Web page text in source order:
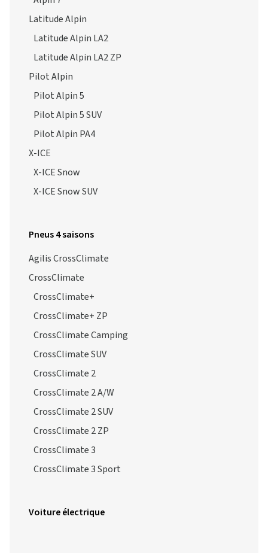
Latitude Alpin
Latitude Alpin LA2
Latitude Alpin LA2 ZP
Pilot Alpin
Pilot Alpin 5
Pilot Alpin 5 SUV
Pilot Alpin PA4
X-ICE
X-ICE Snow
X-ICE Snow SUV
Pneus 4 saisons
Agilis CrossClimate
CrossClimate
CrossClimate+
CrossClimate+ ZP
CrossClimate Camping
CrossClimate SUV
CrossClimate 2
CrossClimate 2 A/W
CrossClimate 2 SUV
CrossClimate 2 ZP
CrossClimate 3
CrossClimate 3 Sport
Voiture électrique